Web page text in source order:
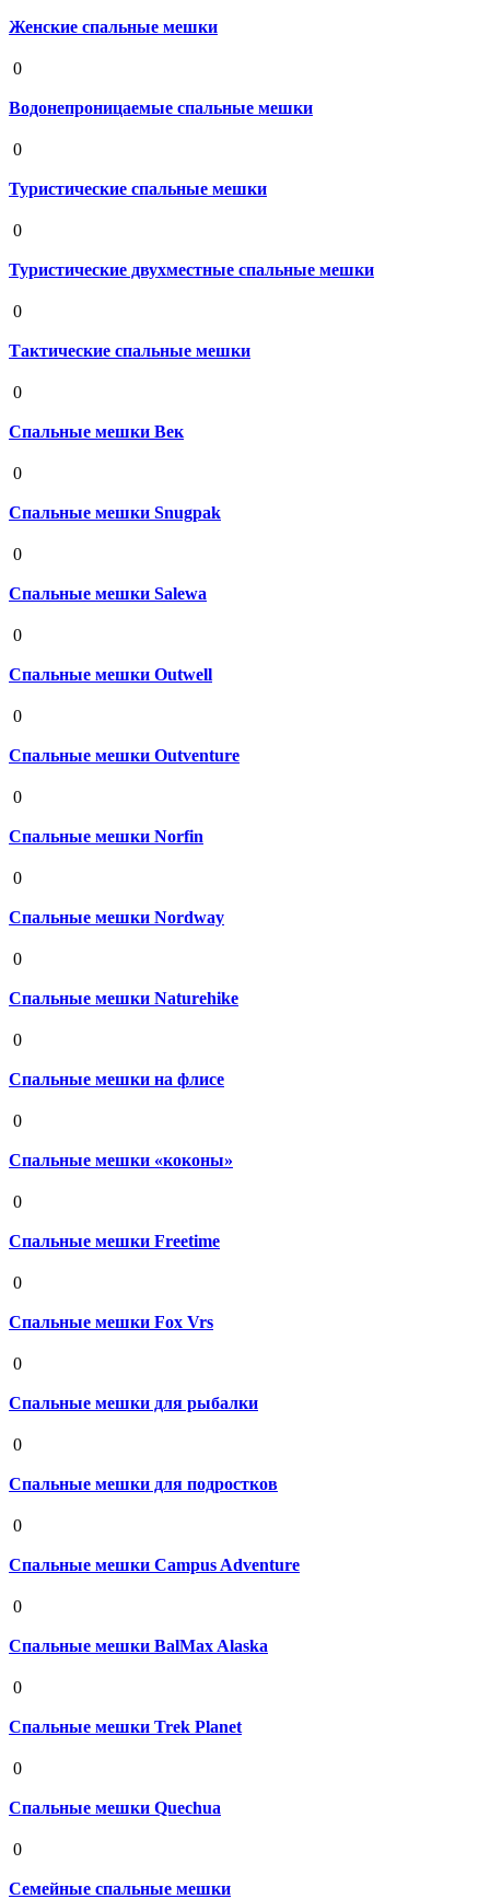
Женские спальные мешки
0
Водонепроницаемые спальные мешки
0
Туристические спальные мешки
0
Туристические двухместные спальные мешки
0
Тактические спальные мешки
0
Спальные мешки Век
0
Спальные мешки Snugpak
0
Спальные мешки Salewa
0
Спальные мешки Outwell
0
Спальные мешки Outventure
0
Спальные мешки Norfin
0
Спальные мешки Nordway
0
Спальные мешки Naturehike
0
Спальные мешки на флисе
0
Спальные мешки «коконы»
0
Спальные мешки Freetime
0
Спальные мешки Fox Vrs
0
Спальные мешки для рыбалки
0
Спальные мешки для подростков
0
Спальные мешки Campus Adventure
0
Спальные мешки BalMax Alaska
0
Спальные мешки Trek Planet
0
Спальные мешки Quechua
0
Семейные спальные мешки